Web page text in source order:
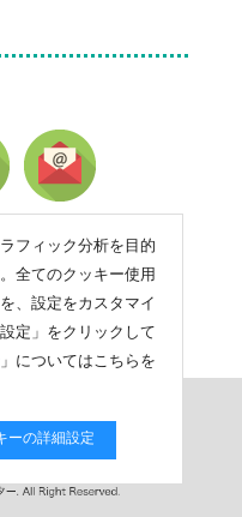
フィック分析を目的
全てのクッキー使用
、設定をカスタマイ
定」をクリックして
」についてはこちらを
ーの詳細設定